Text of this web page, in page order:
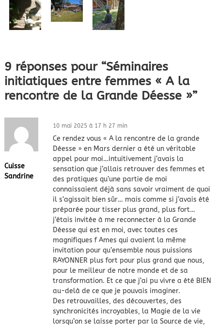
9 réponses pour “Séminaires
initiatiques entre femmes « A la
rencontre de la Grande Déesse »”
Cuisse
Sandrine
10 mai 2025 à 17 h 27 min
Ce rendez vous « A la rencontre de la grande
Déesse » en Mars dernier a été un véritable
appel pour moi…intuitivement j’avais la
sensation que j’allais retrouver des femmes et
des pratiques qu’une partie de moi
connaissaient déjà sans savoir vraiment de quoi
il s’agissait bien sûr… mais comme si j’avais été
préparée pour tisser plus grand, plus fort…
j’étais invitée à me reconnecter à la Grande
Déesse qui est en moi, avec toutes ces
magnifiques f Ames qui avaient la même
invitation pour qu’ensemble nous puissions
RAYONNER plus fort pour plus grand que nous,
pour le meilleur de notre monde et de sa
transformation. Et ce que j’ai pu vivre a été BIEN
au-delà de ce que je pouvais imaginer.
Des retrouvailles, des découvertes, des
synchronicités incroyables, la Magie de la vie
lorsqu’on se laisse porter par la Source de vie,